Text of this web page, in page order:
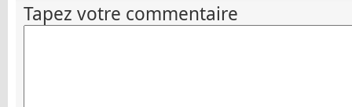
Tapez votre commentaire